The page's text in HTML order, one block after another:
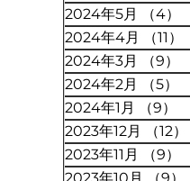
2024年5月
（4）
2024年4月
（11）
2024年3月
（9）
2024年2月
（5）
2024年1月
（9）
2023年12月
（12）
2023年11月
（9）